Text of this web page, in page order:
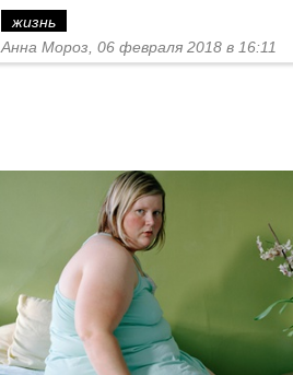
жизнь
Анна Мороз, 06 февраля 2018 в 16:11